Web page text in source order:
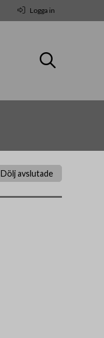
Logga in
Dölj avslutade